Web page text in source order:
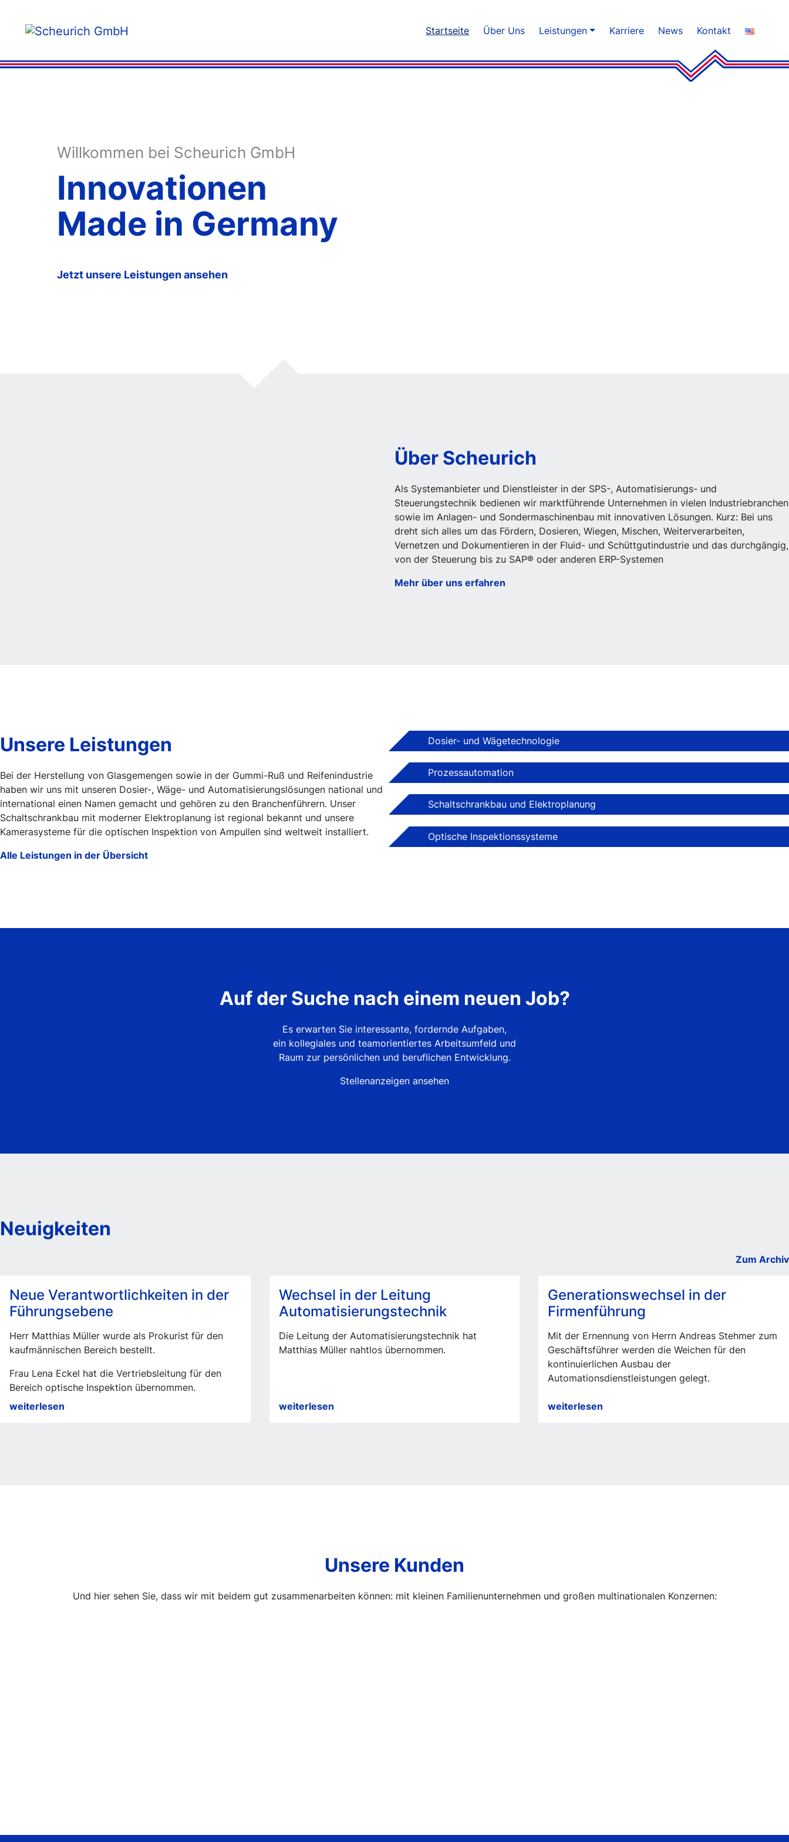
Startseite Über Uns Leistungen Karriere News Kontakt
Willkommen bei Scheurich GmbH
Innovationen
Made in Germany
Jetzt unsere Leistungen ansehen
Über Scheurich
Als Systemanbieter und Dienstleister in der SPS-, Automatisierungs- und
Steuerungstechnik bedienen wir marktführende Unternehmen in vielen Industriebranchen
sowie im Anlagen- und Sondermaschinenbau mit innovativen Lösungen. Kurz: Bei uns
dreht sich alles um das Fördern, Dosieren, Wiegen, Mischen, Weiterverarbeiten,
Vernetzen und Dokumentieren in der Fluid- und Schüttgutindustrie und das durchgängig,
von der Steuerung bis zu SAP® oder anderen ERP-Systemen
Mehr über uns erfahren
Unsere Leistungen
Bei der Herstellung von Glasgemengen sowie in der Gummi-Ruß und Reifenindustrie
haben wir uns mit unseren Dosier-, Wäge- und Automatisierungslösungen national und
international einen Namen gemacht und gehören zu den Branchenführern. Unser
Schaltschrankbau mit moderner Elektroplanung ist regional bekannt und unsere
Kamerasysteme für die optischen Inspektion von Ampullen sind weltweit installiert.
Alle Leistungen in der Übersicht
Dosier- und Wägetechnologie
Prozessautomation
Schaltschrankbau und Elektroplanung
Optische Inspektionssysteme
Auf der Suche nach einem neuen Job?
Es erwarten Sie interessante, fordernde Aufgaben,
ein kollegiales und teamorientiertes Arbeitsumfeld und
Raum zur persönlichen und beruflichen Entwicklung.
Stellenanzeigen ansehen
Neuigkeiten
Zum Archiv
Neue Verantwortlichkeiten in der
Führungsebene
Herr Matthias Müller wurde als Prokurist für den
kaufmännischen Bereich bestellt.
Frau Lena Eckel hat die Vertriebsleitung für den
Bereich optische Inspektion übernommen.
weiterlesen
Wechsel in der Leitung
Automatisierungstechnik
Die Leitung der Automatisierungstechnik hat
Matthias Müller nahtlos übernommen.
weiterlesenWechsel
Generationswechsel in der
Firmenführung
Mit der Ernennung von Herrn Andreas Stehmer zum
Geschäftsführer werden die Weichen für den
kontinuierlichen Ausbau der
Automationsdienstleistungen gelegt.
weiterlesen
Unsere Kunden
Und hier sehen Sie, dass wir mit beidem gut zusammenarbeiten können: mit kleinen Familienunternehmen und großen multinationalen Konzernen: